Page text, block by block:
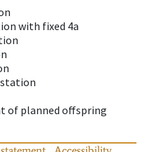
with fixed 4a
of planned offspring